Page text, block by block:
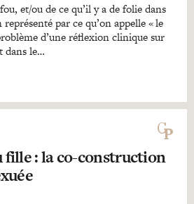
et/ou de ce qu’il y a de folie dans
représenté par ce qu’on appelle « le
d’une réflexion clinique sur
dans le…
fille : la co-construction